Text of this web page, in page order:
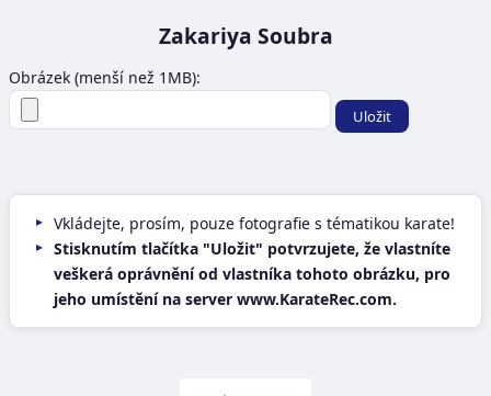
Zakariya Soubra
Obrázek (menší než 1MB):
Vkládejte, prosím, pouze fotografie s tématikou karate!
Stisknutím tlačítka "Uložit" potvrzujete, že vlastníte
veškerá oprávnění od vlastníka tohoto obrázku, pro
jeho umístění na server www.KarateRec.com.